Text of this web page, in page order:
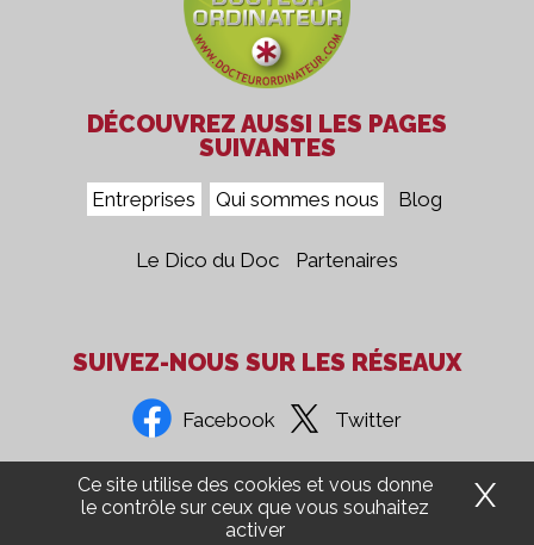
DÉCOUVREZ AUSSI LES PAGES
SUIVANTES
Entreprises Qui sommes nous Blog
Le Dico du Doc Partenaires
SUIVEZ-NOUS SUR LES RÉSEAUX
Facebook Twitter
Confidentialité Mentions Légales CGV Presse
Ce site utilise des cookies et vous donne
le contrôle sur ceux que vous souhaitez
activer
X